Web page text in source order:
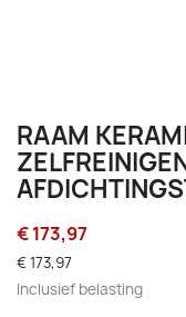
RAAM
€ 173,97
€ 173,97
Inclusief belasting